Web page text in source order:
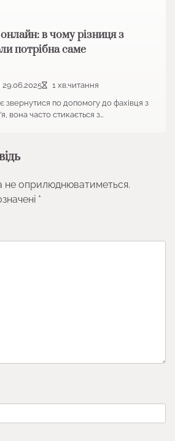
в чому різниця з
потрібна саме
29.06.2025
1 хв.читання
звернутися по допомогу до фахівця з
вона часто стикається з…
оприлюднюватиметься.
*